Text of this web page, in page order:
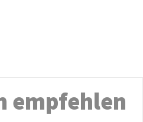
empfehlen